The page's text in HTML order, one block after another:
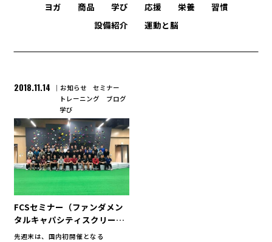
ヨガ
商品 学び 応援 栄養
習慣
設備紹介
運動と脳
2018.11.14 お知らせ
セミナー
トレーニング
ブログ
学び
FCSセミナー（ファンダメン
タルキャパシティスクリー
ン）
先週末は、国内初開催となる